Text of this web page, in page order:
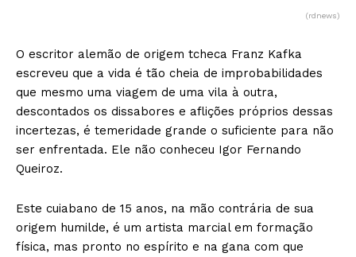
(rdnews)
O escritor alemão de origem tcheca Franz Kafka
escreveu que a vida é tão cheia de improbabilidades
que mesmo uma viagem de uma vila à outra,
descontados os dissabores e aflições próprios dessas
incertezas, é temeridade grande o suficiente para não
ser enfrentada. Ele não conheceu Igor Fernando
Queiroz.
Este cuiabano de 15 anos, na mão contrária de sua
origem humilde, é um artista marcial em formação
física, mas pronto no espírito e na gana com que